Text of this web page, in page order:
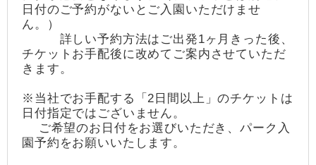
日付のご予約がないとご入園いただけませ
ん。）
詳しい予約方法はご出発1ヶ月きった後、
チケットお手配後に改めてご案内させていただ
きます。
※当社でお手配する「2日間以上」のチケットは
日付指定ではございません。
ご希望のお日付をお選びいただき、パーク入
園予約をお願いいたします。